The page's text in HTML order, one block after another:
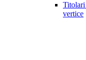
vertice